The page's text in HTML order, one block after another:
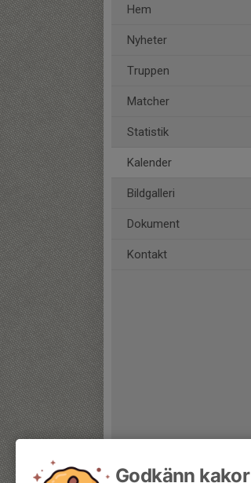
Hem
Nyheter
Truppen
Matcher
Statistik
Kalender
Bildgalleri
Dokument
Kontakt
Godkänn kakor